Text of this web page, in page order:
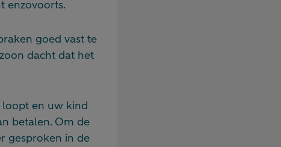
enzovoorts.
goed vast te
dacht dat het
loopt en uw kind
betalen. Om de
gesproken in de